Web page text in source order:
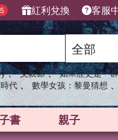
5 紅利兌換 客服
、 父親節 、 如果歷史是一
代 、 數學女孩：黎曼猜想 、
書 親子